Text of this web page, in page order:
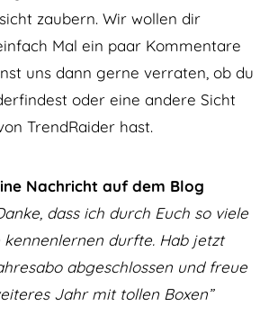
zaubern. Wir wollen dir
Mal ein paar Kommentare
uns dann gerne verraten, ob du
oder eine andere Sicht
TrendRaider hast.
Nachricht auf dem Blog
dass ich durch Euch so viele
kennenlernen durfte. Hab jetzt
abgeschlossen und freue
Jahr mit tollen Boxen”